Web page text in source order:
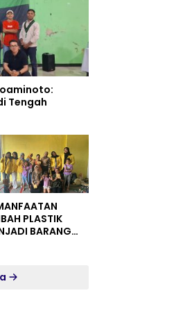
Tengah
PLASTIK
BARANG